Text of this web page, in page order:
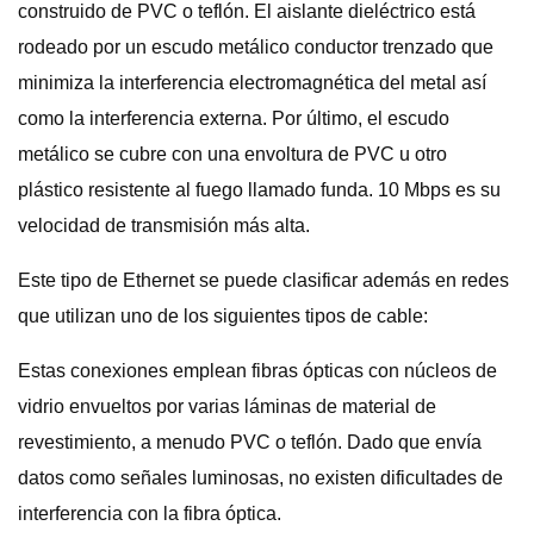
construido de PVC o teflón. El aislante dieléctrico está
rodeado por un escudo metálico conductor trenzado que
minimiza la interferencia electromagnética del metal así
como la interferencia externa. Por último, el escudo
metálico se cubre con una envoltura de PVC u otro
plástico resistente al fuego llamado funda. 10 Mbps es su
velocidad de transmisión más alta.
Este tipo de Ethernet se puede clasificar además en redes
que utilizan uno de los siguientes tipos de cable:
Estas conexiones emplean fibras ópticas con núcleos de
vidrio envueltos por varias láminas de material de
revestimiento, a menudo PVC o teflón. Dado que envía
datos como señales luminosas, no existen dificultades de
interferencia con la fibra óptica.